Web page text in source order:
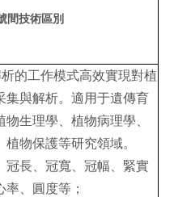
間技術區別
的工作模式高效實現對植
集與解析。適用于遺傳育
生理學、植物病理學、
物保護等研究領域。
冠長、冠寬、冠幅、緊實
、圓度等；